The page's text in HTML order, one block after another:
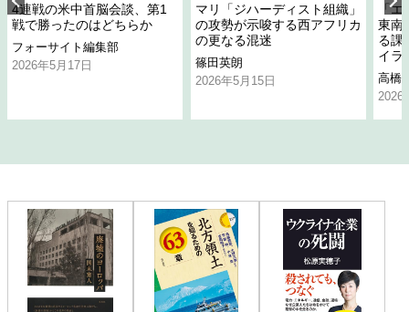
4連戦の米中首脳会談、第1
戦で勝ったのはどちらか
フォーサイト編集部
2026年5月17日
マリ「ジハーディスト組織」
の攻勢が示唆する西アフリカ
の更なる混迷
篠田英朗
2026年5月15日
「
東南
る課
イラ
高橋
2026